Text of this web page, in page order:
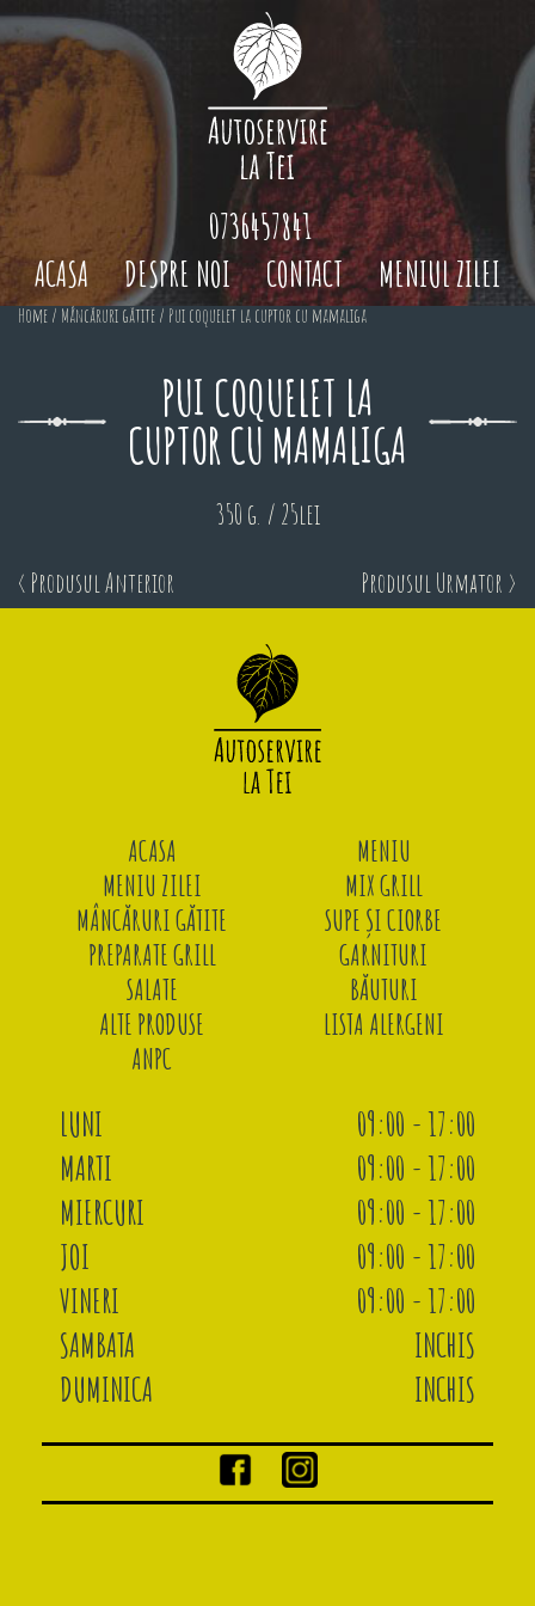
ACASA DESPRE NOI CONTACT MENIUL ZILEI
0736457841
Home / Mâncăruri gătite / Pui coquelet la cuptor cu mamaliga
PUI COQUELET LA
CUPTOR CU MAMALIGA
350 g. / 25lei
< Produsul Anterior Produsul Urmator >
ACASA
MENIU
MENIU ZILEI
MIX GRILL
MÂNCĂRURI GĂTITE
SUPE ȘI CIORBE
PREPARATE GRILL
GARNITURI
SALATE
BĂUTURI
ALTE PRODUSE
LISTA ALERGENI
ANPC
LUNI
09:00 - 17:00
MARTI
09:00 - 17:00
MIERCURI
09:00 - 17:00
JOI
09:00 - 17:00
VINERI
09:00 - 17:00
SAMBATA
INCHIS
DUMINICA
INCHIS